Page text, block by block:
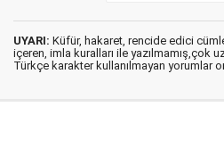
UYARI: Küfür, hakaret, rencide edici
içeren, imla kuralları ile yazılmamış,çok
Türkçe karakter kullanılmayan yorumlar